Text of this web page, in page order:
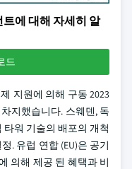
에 대해 자세히 알
드
지원에 의해 구동 2023
지했습니다. 스웨덴, 독
워 기술의 배포의 개척
. 유럽 연합 (EU)은 공기
의해 제공 된 혜택과 비